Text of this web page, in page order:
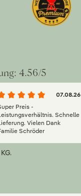
4.56/5
07.08.26
Preis -
Schnelle
Vielen Dank
Schröder